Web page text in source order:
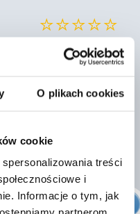
O plikach cookies
cookie
treści
i
Informacje o tym, jak
⭐⭐⭐⭐⭐
„współpraca na wysokim
zaskoczony
Zobacz nasze oceny w
Google
Znajdź prawnika